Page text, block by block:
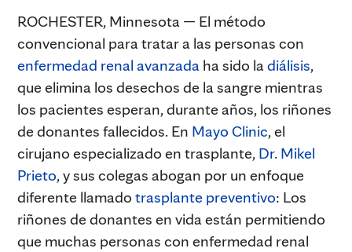
ROCHESTER, Minnesota — El método
convencional para tratar a las personas con
enfermedad renal avanzada ha sido ladiálisis,
que elimina los desechos de la sangre mientras
los pacientes esperan, durante años, los riñones
de donantes fallecidos. En Mayo Clinic, el
cirujano especializado en trasplante, Dr. Mikel
Prieto, y sus colegas abogan por un enfoque
diferente llamado trasplante preventivo: Los
riñones de donantes en vida están permitiendo
que muchas personas con enfermedad renal